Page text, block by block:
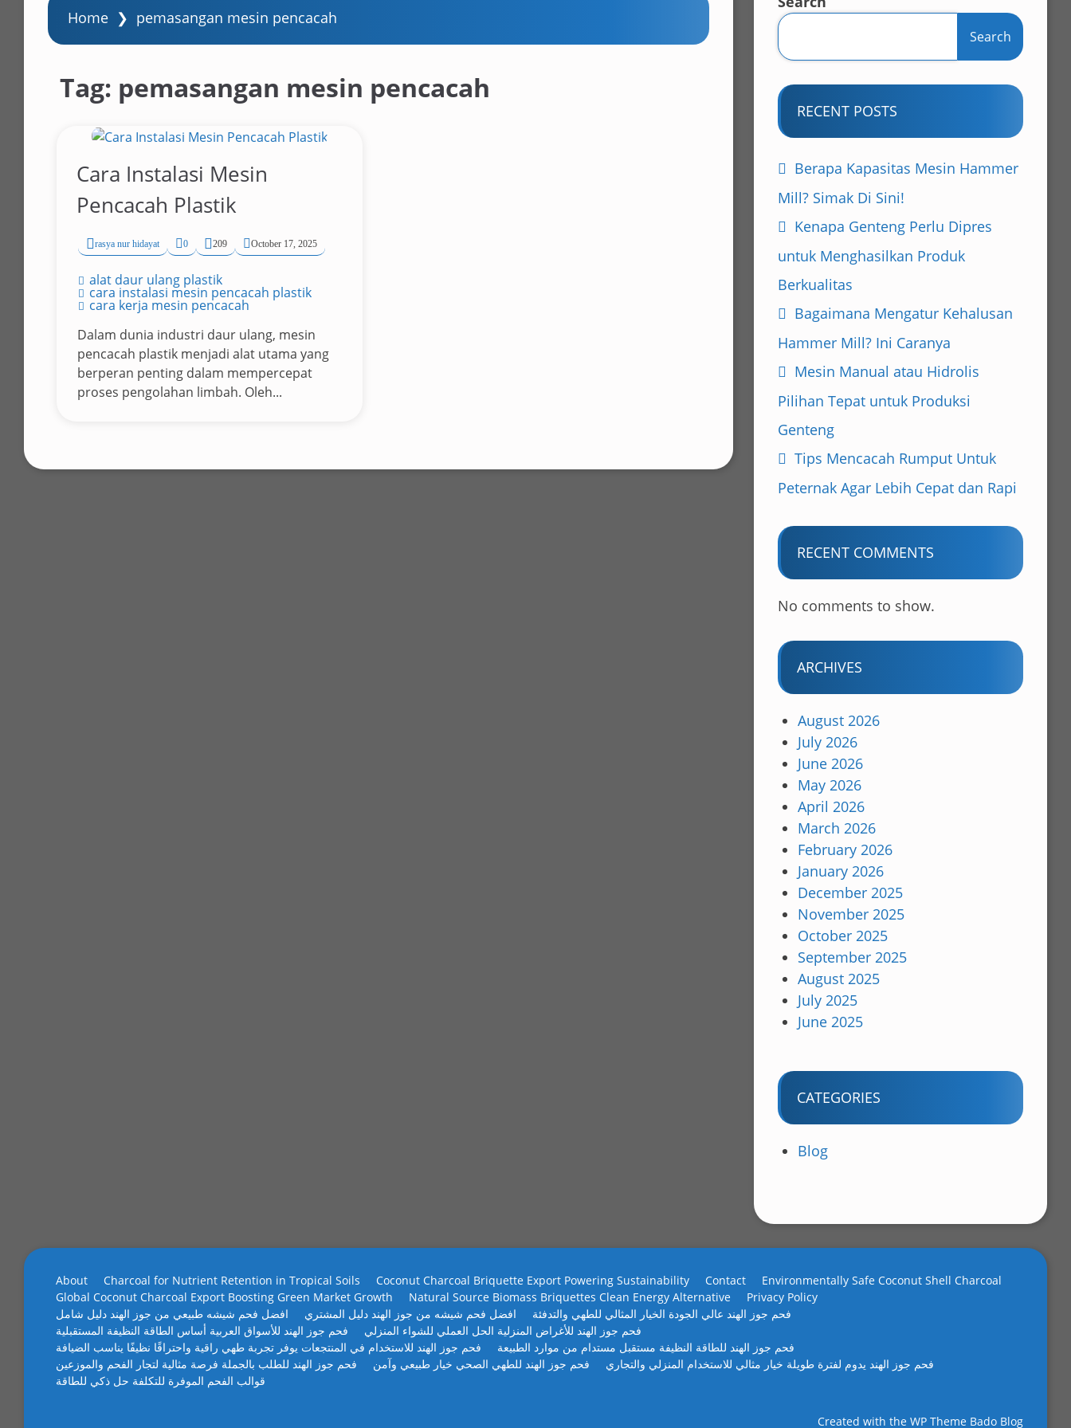
Home ❯ pemasangan mesin pencacah
Tag: pemasangan mesin pencacah
Cara Instalasi Mesin
Pencacah Plastik
rasya nur hidayat 0 209 October 17, 2025
alat daur ulang plastik
cara instalasi mesin pencacah plastik
cara kerja mesin pencacah
Dalam dunia industri daur ulang, mesin
pencacah plastik menjadi alat utama yang
berperan penting dalam mempercepat
proses pengolahan limbah. Oleh...
Search
RECENT POSTS
Berapa Kapasitas Mesin Hammer
Mill? Simak Di Sini!
Kenapa Genteng Perlu Dipres
untuk Menghasilkan Produk
Berkualitas
Bagaimana Mengatur Kehalusan
Hammer Mill? Ini Caranya
Mesin Manual atau Hidrolis
Pilihan Tepat untuk Produksi
Genteng
Tips Mencacah Rumput Untuk
Peternak Agar Lebih Cepat dan Rapi
RECENT COMMENTS
No comments to show.
ARCHIVES
August 2026
July 2026
June 2026
May 2026
April 2026
March 2026
February 2026
January 2026
December 2025
November 2025
October 2025
September 2025
August 2025
July 2025
June 2025
CATEGORIES
Blog
About Charcoal for Nutrient Retention in Tropical Soils Coconut Charcoal Briquette Export Powering Sustainability Contact
Environmentally Safe Coconut Shell Charcoal
Global Coconut Charcoal Export Boosting Green Market Growth
Natural Source Biomass Briquettes Clean Energy Alternative
Privacy Policy
افضل فحم شيشه طبيعي من جوز الهند دليل شامل
افضل فحم شيشه من جوز الهند دليل المشتري
فحم جوز الهند عالي الجودة الخيار المثالي للطهي والتدفئة
فحم جوز الهند للأسواق العربية أساس الطاقة النظيفة المستقبلية
فحم جوز الهند للأغراض المنزلية الحل العملي للشواء المنزلي
فحم جوز الهند للاستخدام في المنتجعات يوفر تجربة طهي راقية واحتراقًا نظيفًا يناسب الضيافة
فحم جوز الهند للطاقة النظيفة مستقبل مستدام من موارد الطبيعة
فحم جوز الهند للطلب بالجملة فرصة مثالية لتجار الفحم والموزعين
فحم جوز الهند للطهي الصحي خيار طبيعي وآمن
فحم جوز الهند يدوم لفترة طويلة خيار مثالي للاستخدام المنزلي والتجاري
قوالب الفحم الموفرة للتكلفة حل ذكي للطاقة
Created with the WP Theme Bado Blog